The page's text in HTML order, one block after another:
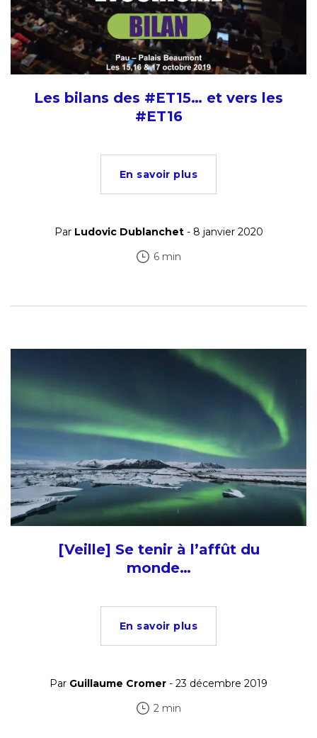
Les bilans des #ET15… et vers les
#ET16
En savoir plus
Par Ludovic Dublanchet- 8 janvier 2020
6 min
[Veille] Se tenir à l’affût du
monde…
En savoir plus
Par Guillaume Cromer - 23 décembre 2019
2 min